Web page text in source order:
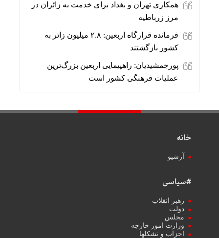
همکاری تهران و بغداد برای خدمت به زائران در
مرز زرباطیه
فرمانده قرارگاه اربعین: ۲.۸ میلیون زائر به
کشور بازگشتند
پورجمشیدیان: راهپیمایی اربعین بزرگ‌ترین
عملیات فرهنگی کشور است
خانه
آرشیو
#سیاسی
رهبر انقلاب
دولت
مجلس
وزارت امور خارجه
احزاب و تشکلها